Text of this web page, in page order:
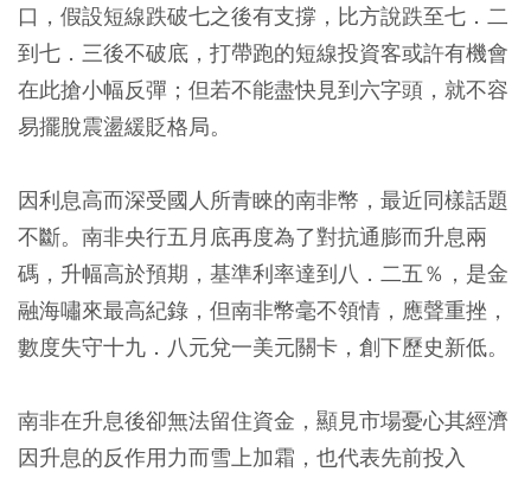
口，假設短線跌破七之後有支撐，比方說跌至七．二
到七．三後不破底，打帶跑的短線投資客或許有機會
在此搶小幅反彈；但若不能盡快見到六字頭，就不容
易擺脫震盪緩貶格局。
因利息高而深受國人所青睞的南非幣，最近同樣話題
不斷。南非央行五月底再度為了對抗通膨而升息兩
碼，升幅高於預期，基準利率達到八．二五％，是金
融海嘯來最高紀錄，但南非幣毫不領情，應聲重挫，
數度失守十九．八元兌一美元關卡，創下歷史新低。
南非在升息後卻無法留住資金，顯見市場憂心其經濟
因升息的反作用力而雪上加霜，也代表先前投入